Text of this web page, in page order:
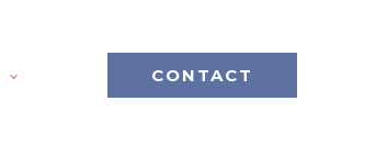
CONTACT